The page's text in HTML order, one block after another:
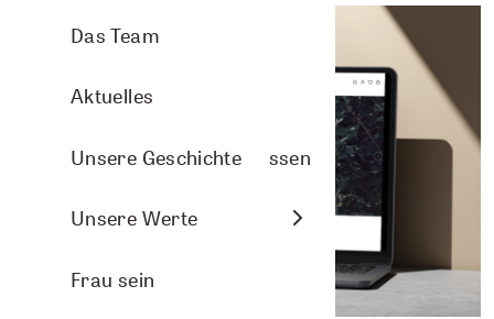
Aromasprays
Nasenbalsam
Arven- und Lavendelkissen
Raumbeduftung
Aromasphere
Arve Wellness
Christmas
DIY-Ideen
Energie
Frau sein
Pflanzenporträts
Das Team
Aktuelles
Unsere Geschichte
Unsere Werte